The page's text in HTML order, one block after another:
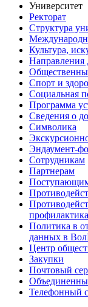
Университет
Ректорат
Структура
Культура,
Направления
Спорт и
Социальная
Программа
Сведения о
Символика
Эндаумент-
Сотрудникам
Партнерам
Политика в
данных в
Центр
Закупки
Почтовый
Телефонный